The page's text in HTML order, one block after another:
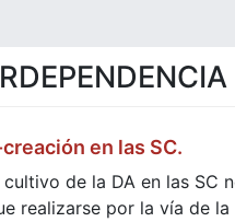
en las SC.
de la DA en las SC
realizarse por la vía de